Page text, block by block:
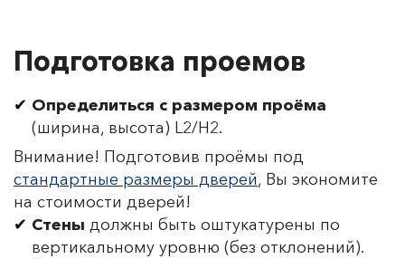
Подготовка проемов
Определиться с размером проёма
(ширина, высота) L2/H2.
Внимание! Подготовив проёмы под
стандартные размеры дверей, Вы экономите
на стоимости дверей!
Стены должны быть оштукатурены по
вертикальному уровню (без отклонений).